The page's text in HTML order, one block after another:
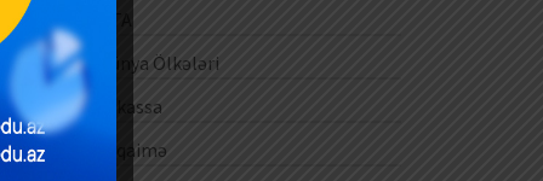
Dünya Ölkələri
E-kassa
E-qaimə